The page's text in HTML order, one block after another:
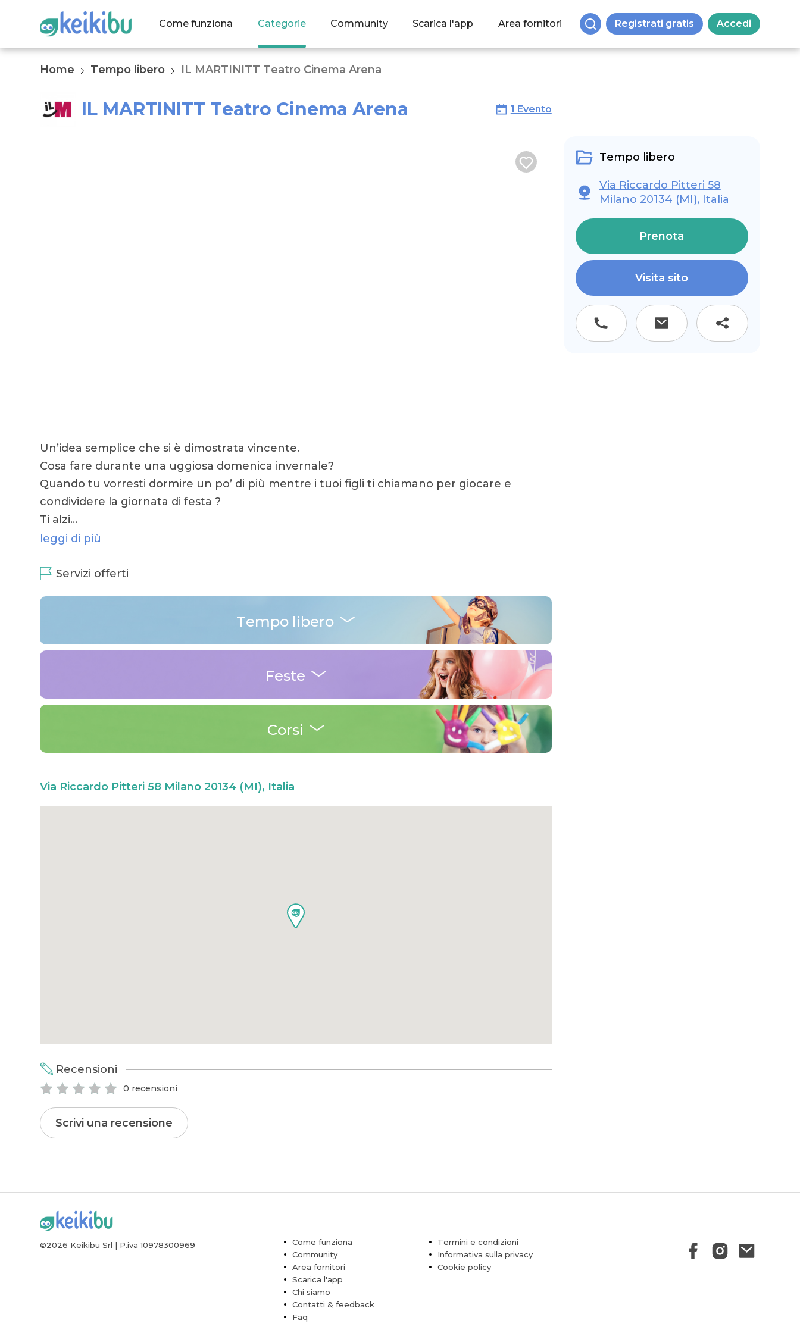
Come funziona Categorie Community Scarica l'app Area fornitori Registrati gratis Accedi
Home Tempo libero IL MARTINITT Teatro Cinema Arena
IL MARTINITT Teatro Cinema Arena 1 Evento
Un’idea semplice che si è dimostrata vincente.
Cosa fare durante una uggiosa domenica invernale?
Quando tu vorresti dormire un po’ di più mentre i tuoi figli ti chiamano per giocare e
condividere la giornata di festa ?
Ti alzi…
leggi di più
Servizi offerti
Tempo libero
Feste
Corsi
Via Riccardo Pitteri 58 Milano 20134 (MI), Italia
Recensioni
0 recensioni
Scrivi una recensione
Tempo libero
Via Riccardo Pitteri 58
Milano 20134 (MI), Italia
Prenota
Visita sito
©2026 Keikibu Srl | P.iva 10978300969
Come funziona
Community
Area fornitori
Scarica l'app
Chi siamo
Contatti & feedback
Faq
Termini e condizioni
Informativa sulla privacy
Cookie policy